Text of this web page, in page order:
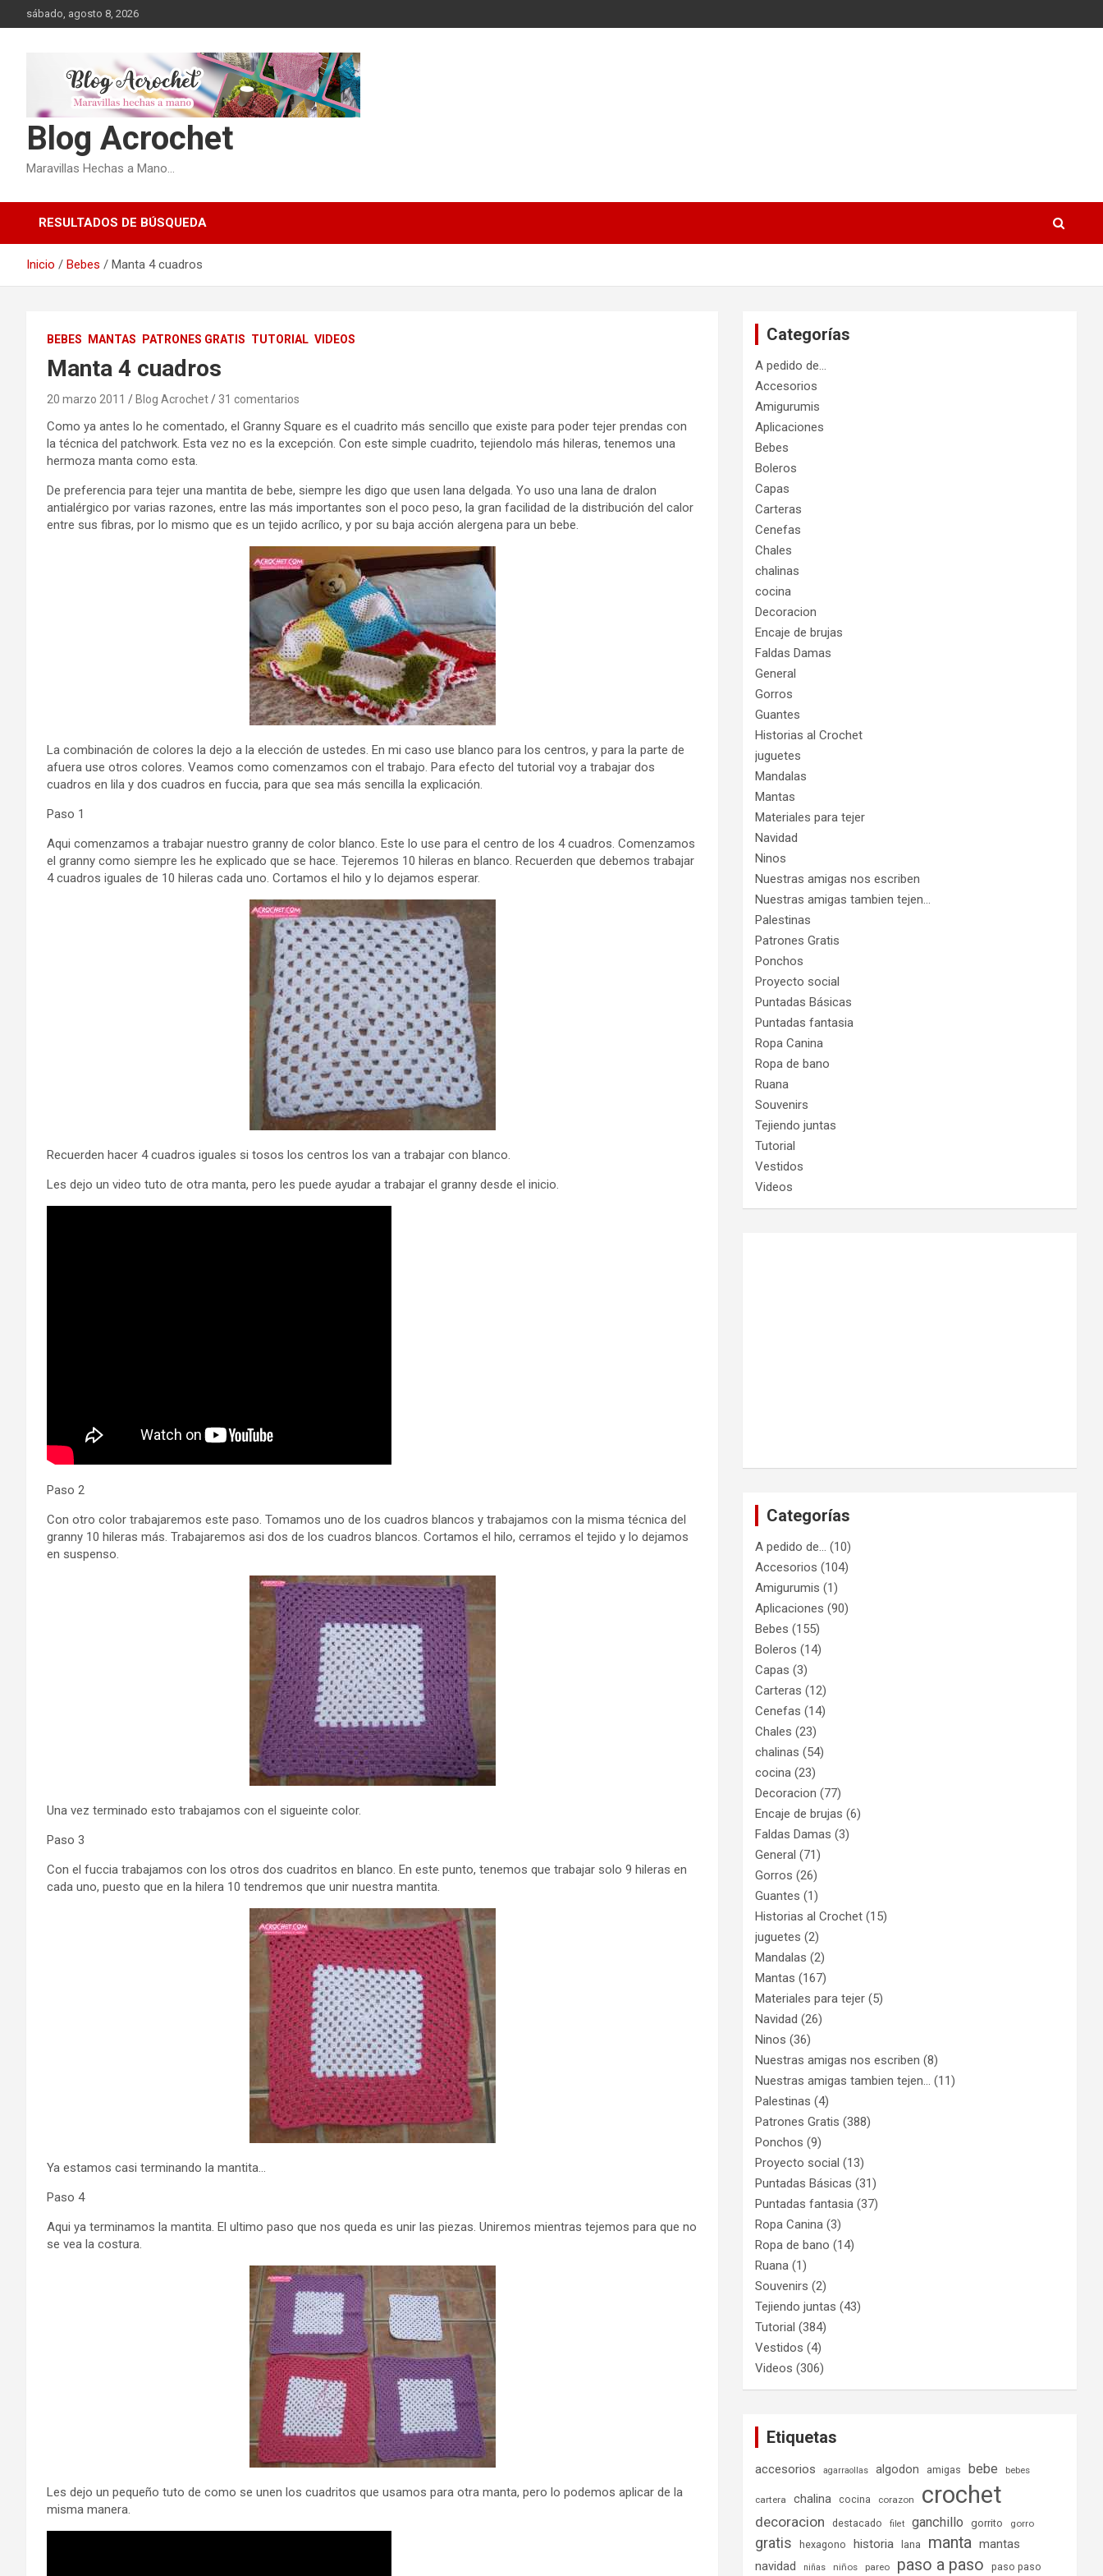
al
sábado, agosto 8, 2026
Blog Acrochet
Maravillas Hechas a Mano…
RESULTADOS DE BÚSQUEDA
Inicio Bebes Manta 4 cuadros
BEBES MANTAS PATRONES GRATIS TUTORIAL VIDEOS
Manta 4 cuadros
20 marzo 2011 Blog Acrochet 31 comentarios
Como ya antes lo he comentado, el Granny Square es el cuadrito más sencillo que existe para poder tejer prendas con
la técnica del patchwork. Esta vez no es la excepción. Con este simple cuadrito, tejiendolo más hileras, tenemos una
hermoza manta como esta.
De preferencia para tejer una mantita de bebe, siempre les digo que usen lana delgada. Yo uso una lana de dralon
antialérgico por varias razones, entre las más importantes son el poco peso, la gran facilidad de la distribución del calor
entre sus fibras, por lo mismo que es un tejido acrílico, y por su baja acción alergena para un bebe.
La combinación de colores la dejo a la elección de ustedes. En mi caso use blanco para los centros, y para la parte de
afuera use otros colores. Veamos como comenzamos con el trabajo. Para efecto del tutorial voy a trabajar dos
cuadros en lila y dos cuadros en fuccia, para que sea más sencilla la explicación.
Paso 1
Aqui comenzamos a trabajar nuestro granny de color blanco. Este lo use para el centro de los 4 cuadros. Comenzamos
el granny como siempre les he explicado que se hace. Tejeremos 10 hileras en blanco. Recuerden que debemos trabajar
4 cuadros iguales de 10 hileras cada uno. Cortamos el hilo y lo dejamos esperar.
Recuerden hacer 4 cuadros iguales si tosos los centros los van a trabajar con blanco.
Les dejo un video tuto de otra manta, pero les puede ayudar a trabajar el granny desde el inicio.
Paso 2
Con otro color trabajaremos este paso. Tomamos uno de los cuadros blancos y trabajamos con la misma técnica del
granny 10 hileras más. Trabajaremos asi dos de los cuadros blancos. Cortamos el hilo, cerramos el tejido y lo dejamos
en suspenso.
Una vez terminado esto trabajamos con el sigueinte color.
Paso 3
Con el fuccia trabajamos con los otros dos cuadritos en blanco. En este punto, tenemos que trabajar solo 9 hileras en
cada uno, puesto que en la hilera 10 tendremos que unir nuestra mantita.
Ya estamos casi terminando la mantita…
Paso 4
Aqui ya terminamos la mantita. El ultimo paso que nos queda es unir las piezas. Uniremos mientras tejemos para que no
se vea la costura.
Les dejo un pequeño tuto de como se unen los cuadritos que usamos para otra manta, pero lo podemos aplicar de la
misma manera.
Categorías
A pedido de…
Accesorios
Amigurumis
Aplicaciones
Bebes
Boleros
Capas
Carteras
Cenefas
Chales
chalinas
cocina
Decoracion
Encaje de brujas
Faldas Damas
General
Gorros
Guantes
Historias al Crochet
juguetes
Mandalas
Mantas
Materiales para tejer
Navidad
Ninos
Nuestras amigas nos escriben
Nuestras amigas tambien tejen…
Palestinas
Patrones Gratis
Ponchos
Proyecto social
Puntadas Básicas
Puntadas fantasia
Ropa Canina
Ropa de bano
Ruana
Souvenirs
Tejiendo juntas
Tutorial
Vestidos
Videos
Categorías
A pedido de… (10)
Accesorios (104)
Amigurumis (1)
Aplicaciones (90)
Bebes (155)
Boleros (14)
Capas (3)
Carteras (12)
Cenefas (14)
Chales (23)
chalinas (54)
cocina (23)
Decoracion (77)
Encaje de brujas (6)
Faldas Damas (3)
General (71)
Gorros (26)
Guantes (1)
Historias al Crochet (15)
juguetes (2)
Mandalas (2)
Mantas (167)
Materiales para tejer (5)
Navidad (26)
Ninos (36)
Nuestras amigas nos escriben (8)
Nuestras amigas tambien tejen… (11)
Palestinas (4)
Patrones Gratis (388)
Ponchos (9)
Proyecto social (13)
Puntadas Básicas (31)
Puntadas fantasia (37)
Ropa Canina (3)
Ropa de bano (14)
Ruana (1)
Souvenirs (2)
Tejiendo juntas (43)
Tutorial (384)
Vestidos (4)
Videos (306)
Etiquetas
accesorios agarraollas algodon amigas bebe bebes
cartera chalina cocina corazon crochet
decoracion destacado filet ganchillo gorrito gorro
gratis hexagono historia lana manta mantas
navidad
niñas niños pareo paso a paso paso paso